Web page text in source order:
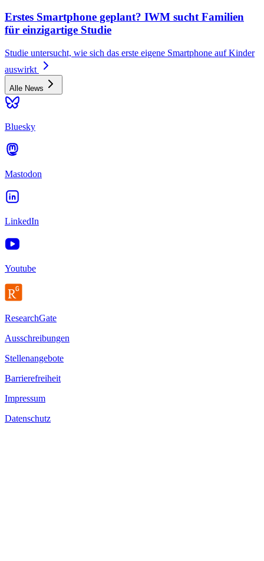
Erstes Smartphone geplant? IWM sucht Familien
für einzigartige Studie
Studie untersucht, wie sich das erste eigene Smartphone auf Kinder
auswirkt
Alle News
Bluesky
Mastodon
LinkedIn
Youtube
ResearchGate
Ausschreibungen
Stellenangebote
Barrierefreiheit
Impressum
Datenschutz